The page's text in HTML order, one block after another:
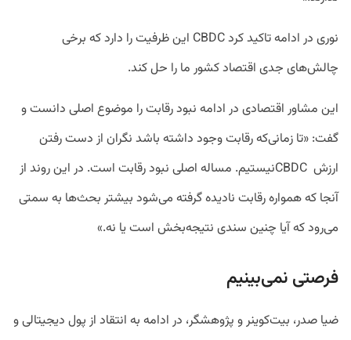
نوری در ادامه تاکید کرد CBDC این ظرفیت را دارد که برخی
چالش‌های جدی اقتصاد کشور ما را حل کند.
این مشاور اقتصادی در ادامه نبود رقابت را موضوع اصلی دانست و
گفت: «تا زمانی‌که رقابت وجود داشته باشد نگران از دست رفتن
ارزش CBDCنیستیم. مساله اصلی نبود رقابت است. در این روند از
آنجا که همواره رقابت نادیده گرفته می‌شود بیشتر بحث‌ها به سمتی
می‌رود که آیا چنین سندی نتیجه‌بخش است یا نه.»
فرصتی نمی‌بینیم
ضیا صدر، بیت‌کوینر و پژوهشگر، در ادامه به انتقاد از پول دیجیتالی و